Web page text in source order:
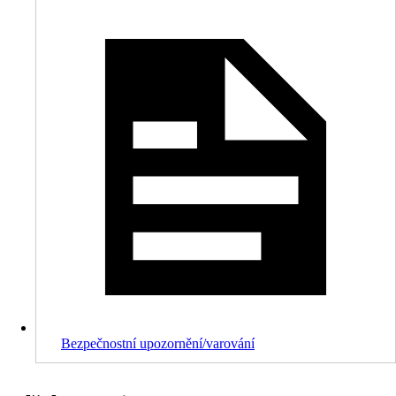
Bezpečnostní upozornění/varování